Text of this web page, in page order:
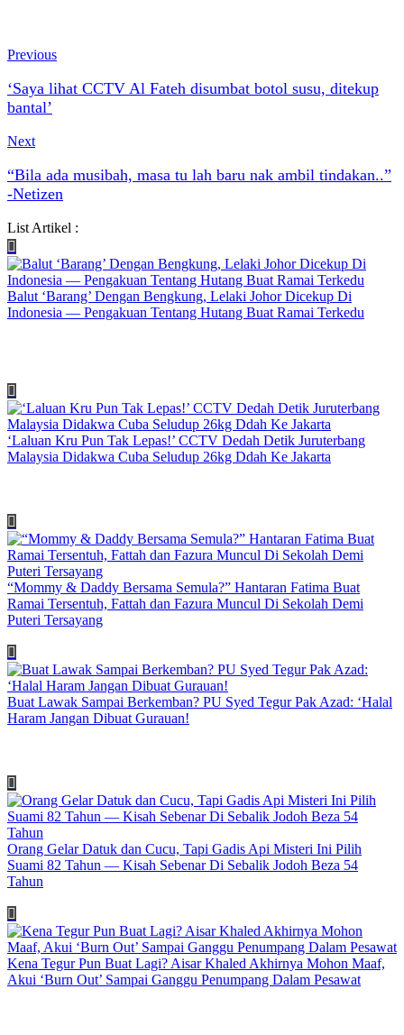
Previous
‘Saya lihat CCTV Al Fateh disumbat botol susu, ditekup
bantal’
Next
“Bila ada musibah, masa tu lah baru nak ambil tindakan..”
-Netizen
List Artikel :
Balut ‘Barang’ Dengan Bengkung, Lelaki Johor Dicekup Di
Indonesia — Pengakuan Tentang Hutang Buat Ramai Terkedu
‘Laluan Kru Pun Tak Lepas!’ CCTV Dedah Detik Juruterbang
Malaysia Didakwa Cuba Seludup 26kg Ddah Ke Jakarta
“Mommy & Daddy Bersama Semula?” Hantaran Fatima Buat
Ramai Tersentuh, Fattah dan Fazura Muncul Di Sekolah Demi
Puteri Tersayang
Buat Lawak Sampai Berkemban? PU Syed Tegur Pak Azad: ‘Halal
Haram Jangan Dibuat Gurauan!
Orang Gelar Datuk dan Cucu, Tapi Gadis Api Misteri Ini Pilih
Suami 82 Tahun — Kisah Sebenar Di Sebalik Jodoh Beza 54
Tahun
Kena Tegur Pun Buat Lagi? Aisar Khaled Akhirnya Mohon Maaf,
Akui ‘Burn Out’ Sampai Ganggu Penumpang Dalam Pesawat